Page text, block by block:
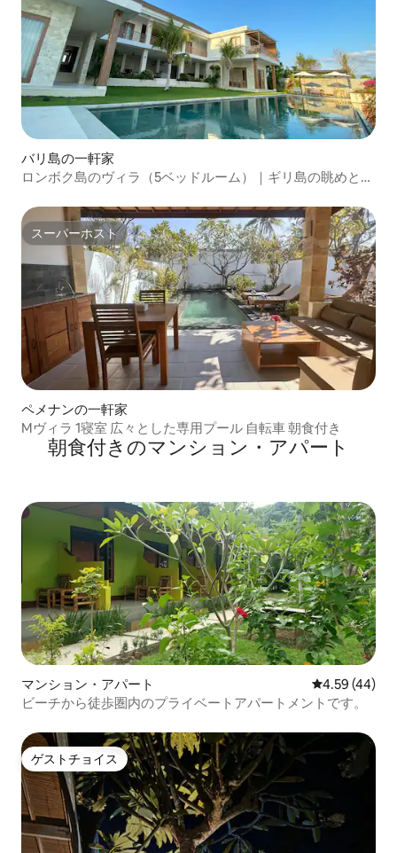
バリ島の一軒家
ロンボク島のヴィラ（5ベッドルーム）｜ギリ島の眺めとイ
スーパーホスト
スーパーホスト
ペメナンの一軒家
Mヴィラ 1寝室 広々とした専用プール 自転車 朝食付き
朝食付きのマンション・アパート
マンション・アパート レビュー44
4.59 (44)
ビーチから徒歩圏内のプライベートアパートメントです。
ゲストチョイス
ゲストチョイス